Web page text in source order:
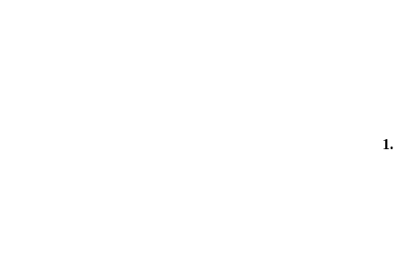
1.